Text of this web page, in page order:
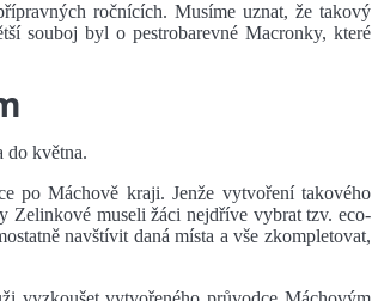
ročnících. Musíme uznat, že takový
souboj byl o pestrobarevné Macronky, které
do května.
po Máchově kraji. Jenže vytvoření takového
Zelinkové museli žáci nejdříve vybrat tzv. eco-
navštívit daná místa a vše zkompletovat,